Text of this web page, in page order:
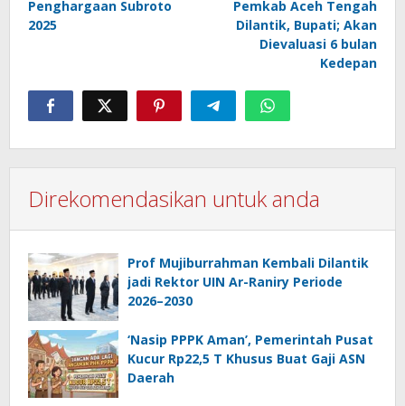
Penghargaan Subroto
2025
Pemkab Aceh Tengah
Dilantik, Bupati; Akan
Dievaluasi 6 bulan
Kedepan
Direkomendasikan untuk anda
Prof Mujiburrahman Kembali Dilantik
jadi Rektor UIN Ar-Raniry Periode
2026–2030
‘Nasip PPPK Aman’, Pemerintah Pusat
Kucur Rp22,5 T Khusus Buat Gaji ASN
Daerah